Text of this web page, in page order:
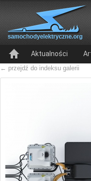
Aktualności
← przejdź do indeksu galerii